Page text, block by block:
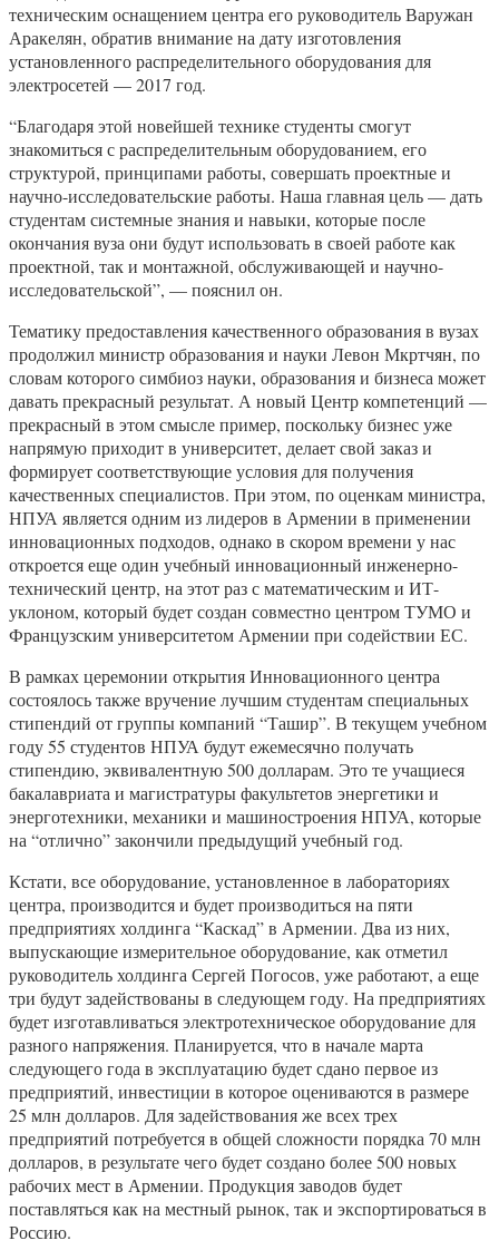
техническим оснащением центра его руководитель Варужан
Аракелян, обратив внимание на дату изготовления
установленного распределительного оборудования для
электросетей — 2017 год.
“Благодаря этой новейшей технике студенты смогут
знакомиться с распределительным оборудованием, его
структурой, принципами работы, совершать проектные и
научно-исследовательские работы. Наша главная цель — дать
студентам системные знания и навыки, которые после
окончания вуза они будут использовать в своей работе как
проектной, так и монтажной, обслуживающей и научно-
исследовательской”, — пояснил он.
Тематику предоставления качественного образования в вузах
продолжил министр образования и науки Левон Мкртчян, по
словам которого симбиоз науки, образования и бизнеса может
давать прекрасный результат. А новый Центр компетенций —
прекрасный в этом смысле пример, поскольку бизнес уже
напрямую приходит в университет, делает свой заказ и
формирует соответствующие условия для получения
качественных специалистов. При этом, по оценкам министра,
НПУА является одним из лидеров в Армении в применении
инновационных подходов, однако в скором времени у нас
откроется еще один учебный инновационный инженерно-
технический центр, на этот раз с математическим и ИТ-
уклоном, который будет создан совместно центром ТУМО и
Французским университетом Армении при содействии ЕС.
В рамках церемонии открытия Инновационного центра
состоялось также вручение лучшим студентам специальных
стипендий от группы компаний “Ташир”. В текущем учебном
году 55 студентов НПУА будут ежемесячно получать
стипендию, эквивалентную 500 долларам. Это те учащиеся
бакалавриата и магистратуры факультетов энергетики и
энерготехники, механики и машиностроения НПУА, которые
на “отлично” закончили предыдущий учебный год.
Кстати, все оборудование, установленное в лабораториях
центра, производится и будет производиться на пяти
предприятиях холдинга “Каскад” в Армении. Два из них,
выпускающие измерительное оборудование, как отметил
руководитель холдинга Сергей Погосов, уже работают, а еще
три будут задействованы в следующем году. На предприятиях
будет изготавливаться электротехническое оборудование для
разного напряжения. Планируется, что в начале марта
следующего года в эксплуатацию будет сдано первое из
предприятий, инвестиции в которое оцениваются в размере
25 млн долларов. Для задействования же всех трех
предприятий потребуется в общей сложности порядка 70 млн
долларов, в результате чего будет создано более 500 новых
рабочих мест в Армении. Продукция заводов будет
поставляться как на местный рынок, так и экспортироваться в
Россию.